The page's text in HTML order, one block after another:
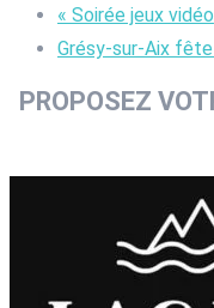
« Soirée jeux vidéo
Grésy-sur-Aix
PROPOSEZ